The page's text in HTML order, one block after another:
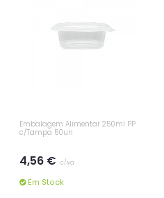
Embalagem Alimentar 250ml PP
c/Tampa 50un
4,56 € c/iva
Em Stock